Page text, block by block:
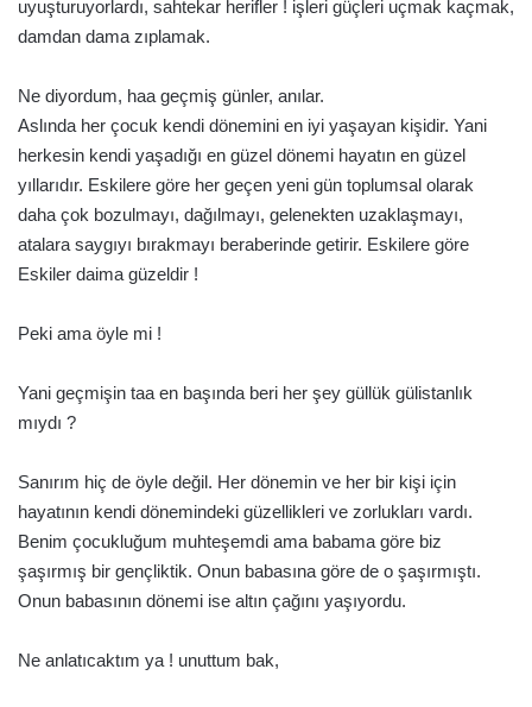
uyuşturuyorlardı, sahtekar herifler ! işleri güçleri uçmak kaçmak,
damdan dama zıplamak.
Ne diyordum, haa geçmiş günler, anılar.
Aslında her çocuk kendi dönemini en iyi yaşayan kişidir. Yani
herkesin kendi yaşadığı en güzel dönemi hayatın en güzel
yıllarıdır. Eskilere göre her geçen yeni gün toplumsal olarak
daha çok bozulmayı, dağılmayı, gelenekten uzaklaşmayı,
atalara saygıyı bırakmayı beraberinde getirir. Eskilere göre
Eskiler daima güzeldir !
Peki ama öyle mi !
Yani geçmişin taa en başında beri her şey güllük gülistanlık
mıydı ?
Sanırım hiç de öyle değil. Her dönemin ve her bir kişi için
hayatının kendi dönemindeki güzellikleri ve zorlukları vardı.
Benim çocukluğum muhteşemdi ama babama göre biz
şaşırmış bir gençliktik. Onun babasına göre de o şaşırmıştı.
Onun babasının dönemi ise altın çağını yaşıyordu.
Ne anlatıcaktım ya ! unuttum bak,